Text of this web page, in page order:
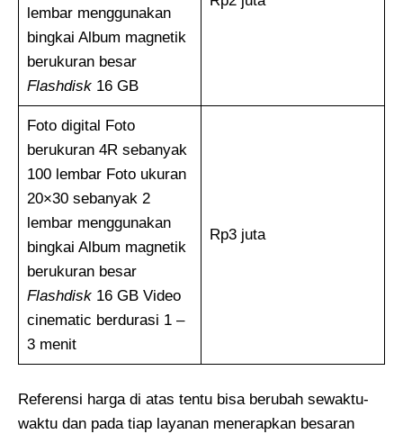
lembar menggunakan
bingkai Album magnetik
berukuran besar
Flashdisk 16 GB
Foto digital Foto
berukuran 4R sebanyak
100 lembar Foto ukuran
20×30 sebanyak 2
lembar menggunakan
bingkai Album magnetik
berukuran besar
Flashdisk 16 GB Video
cinematic berdurasi 1 –
3 menit
Rp3 juta
Referensi harga di atas tentu bisa berubah sewaktu-
waktu dan pada tiap layanan menerapkan besaran